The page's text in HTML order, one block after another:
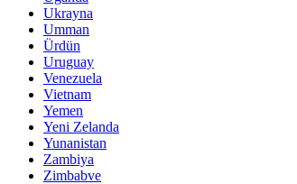
Ukrayna
Umman
Ürdün
Uruguay
Venezuela
Vietnam
Yemen
Yeni Zelanda
Yunanistan
Zambiya
Zimbabve